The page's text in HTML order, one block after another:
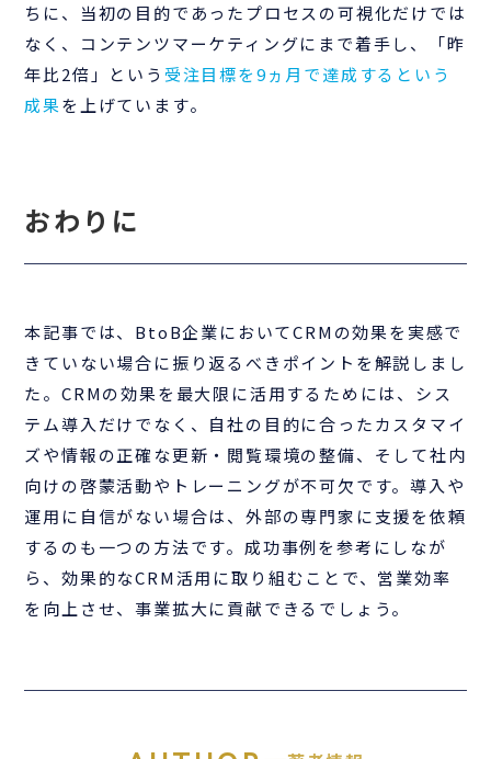
ちに、当初の目的であったプロセスの可視化だけでは
なく、コンテンツマーケティングにまで着手し、「昨
年比2倍」という 受注目標を9ヵ月で達成するという
成果を上げています。
おわりに
本記事では、BtoB企業においてCRMの効果を実感で
きていない場合に振り返るべきポイントを解説しまし
た。CRMの効果を最大限に活用するためには、シス
テム導入だけでなく、自社の目的に合ったカスタマイ
ズや情報の正確な更新・閲覧環境の整備、そして社内
向けの啓蒙活動やトレーニングが不可欠です。導入や
運用に自信がない場合は、外部の専門家に支援を依頼
するのも一つの方法です。成功事例を参考にしなが
ら、効果的なCRM活用に取り組むことで、営業効率
を向上させ、事業拡大に貢献できるでしょう。